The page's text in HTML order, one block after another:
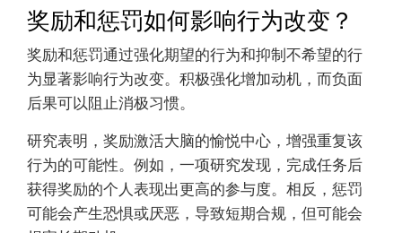
奖励和惩罚如何影响行为改变？
奖励和惩罚通过强化期望的行为和抑制不希望的行
为显著影响行为改变。积极强化增加动机，而负面
后果可以阻止消极习惯。
研究表明，奖励激活大脑的愉悦中心，增强重复该
行为的可能性。例如，一项研究发现，完成任务后
获得奖励的个人表现出更高的参与度。相反，惩罚
可能会产生恐惧或厌恶，导致短期合规，但可能会